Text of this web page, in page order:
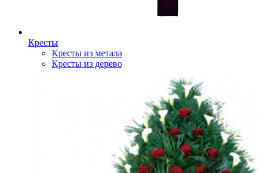
Кресты
Кресты из метала
Кресты из дерево